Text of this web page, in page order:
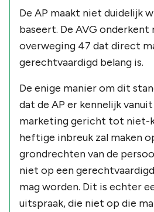
De AP maakt niet duidelijk
baseert. De AVG onderkent
overweging 47 dat direct
gerechtvaardigd belang is.
De enige manier om dit
dat de AP er kennelijk
marketing gericht tot niet-
heftige inbreuk zal maken
grondrechten van de
niet op een
mag worden. Dit is echter
uitspraak, die niet op die